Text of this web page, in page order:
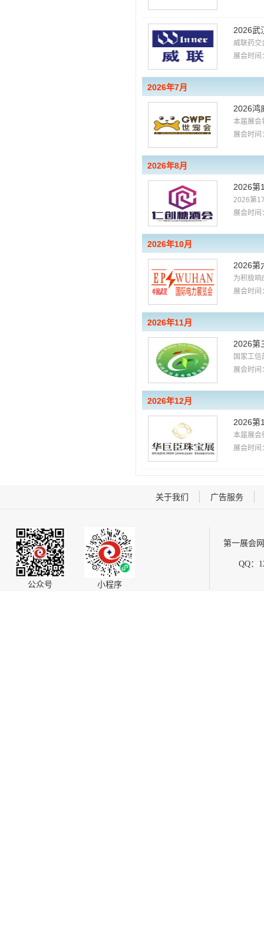
2026武
威联药交
展会时
2026年7月
2026鸿
本届展会
展会时
2026年8月
2026第
2026第
展会时
2026年10月
2026第
为积极响
展会时
2026年11月
2026第
国家工
展会时
2026年12月
2026第
本届展会
展会时
关于我们 广告服务
公众号 小程序
第一展会
QQ：